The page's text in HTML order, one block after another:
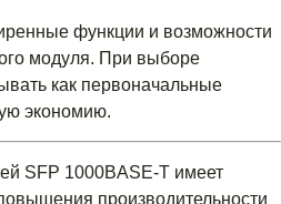
функции и возможности
модуля. При выборе
как первоначальные
экономию.
SFP 1000BASE-T имеет
производительности